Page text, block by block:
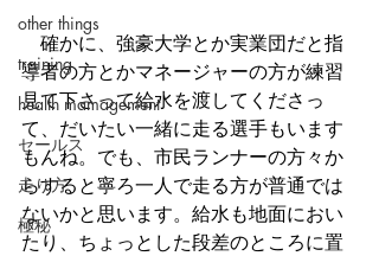
other things
training
health mamagement
セールス
走り方
極秘
確かに、強豪大学とか実業団だと指
導者の方とかマネージャーの方が練習
見て下さって給水を渡してくださっ
て、だいたい一緒に走る選手もいます
もんね。でも、市民ランナーの方々か
らすると寧ろ一人で走る方が普通では
ないかと思います。給水も地面におい
たり、ちょっとした段差のところに置